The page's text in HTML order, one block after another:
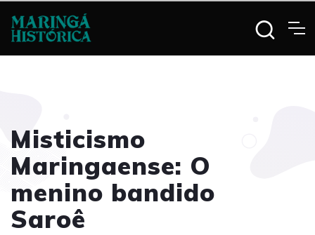
Misticismo
Maringaense: O
menino bandido
Saroê